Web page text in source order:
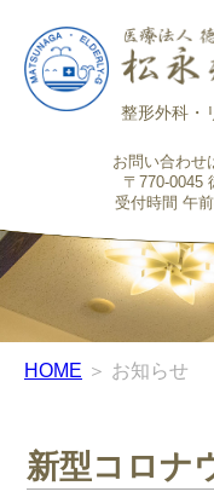
整形外科・
お問い合わせ
〒770-0045
受付時間 午
HOME ＞ お知らせ
新型コロ